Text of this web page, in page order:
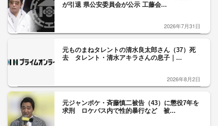
が引退 県公安委員会が公示 工藤会...
2026年7月31日
元ものまねタレントの清水良太郎さん（37）死
去 タレント・清水アキラさんの息子｜...
2026年8月2日
元ジャンポケ・斉藤慎二被告（43）に懲役7年を
求刑 ロケバス内で性的暴行など 被...